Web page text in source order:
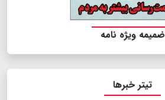
ضمیمه ویژه نامه
تیتر خبرها